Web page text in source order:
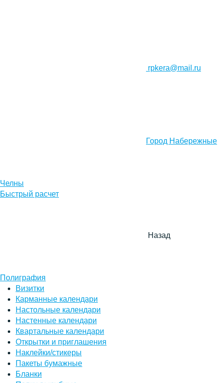
rpkera@mail.ru
Город Набережные
Челны
Быстрый расчет
Назад
Полиграфия
Визитки
Карманные календари
Настольные календари
Настенные календари
Квартальные календари
Открытки и приглашения
Наклейки/стикеры
Пакеты бумажные
Бланки